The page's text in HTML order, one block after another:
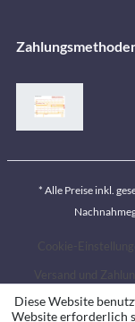
* Alle Preise inkl.
Diese Website
Website erforderlich